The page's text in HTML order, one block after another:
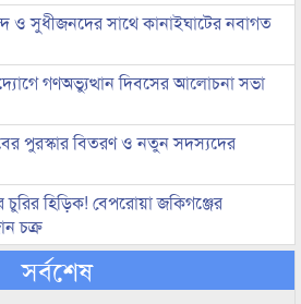
ও সুধীজনদের সাথে কানাইঘাটের নবাগত
গণঅভ্যুত্থান দিবসের আলোচনা সভা
পুরস্কার বিতরণ ও নতুন সদস্যদের
হিড়িক! বেপরোয়া জকিগঞ্জের
চক্র
সর্বশেষ